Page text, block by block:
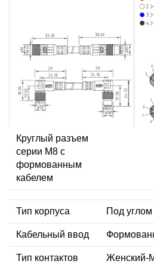
Круглый разъем
серии M8 с
формованным
кабелем
Тип корпуса Под углом
Кабельный ввод
Тип контактов Женский-